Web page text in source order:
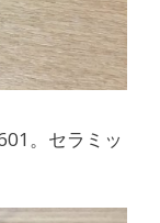
。セラミッ